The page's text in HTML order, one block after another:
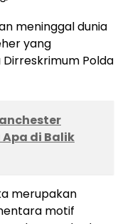
meninggal dunia
yang
Polda
di Balik
merupakan
motif